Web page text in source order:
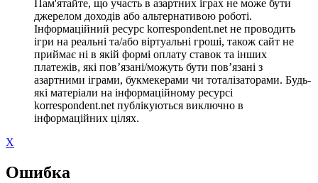
Пам'ятайте, що участь в азартних іграх не може бути
джерелом доходів або альтернативою роботі.
Інформаційний ресурс korrespondent.net не проводить
ігри на реальні та/або віртуальні гроші, також сайт не
приймає ні в якій формі оплату ставок та інших
платежів, які пов’язані/можуть бути пов’язані з
азартними іграми, букмекерами чи тоталізаторами. Будь-
які матеріали на інформаційному ресурсі
korrespondent.net публікуються виключно в
інформаційних цілях.
X
Ошибка